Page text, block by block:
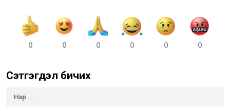
0 0 0 0 0 0
Сэтгэгдэл бичих